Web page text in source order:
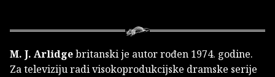
M. J. Arlidgebritanski je autor rođen 1974. godine.
Za televiziju radi visokoprodukcijske dramske serije